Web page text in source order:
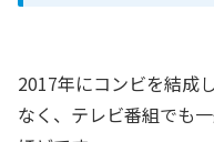
2017年にコンビを結成
なく、テレビ番組でも